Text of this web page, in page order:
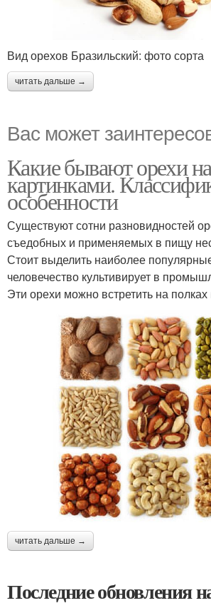
Вид орехов Бразильский: фото сорта
читать дальше →
Вас может
Какие бывают орехи
картинками.
особенности
Существуют сотни разновидностей
съедобных и применяемых в пищу
Стоит выделить наиболее
человечество культивирует в
Эти орехи можно встретить на полках
читать дальше →
Последние обновления